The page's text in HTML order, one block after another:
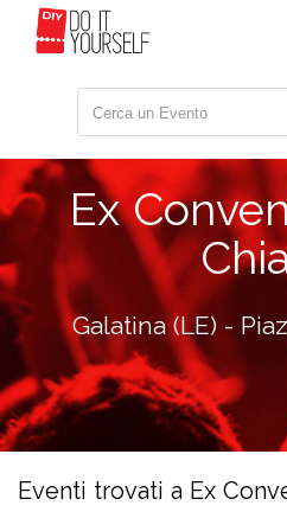
Ex
Galatina (LE) -
Eventi trovati a Ex